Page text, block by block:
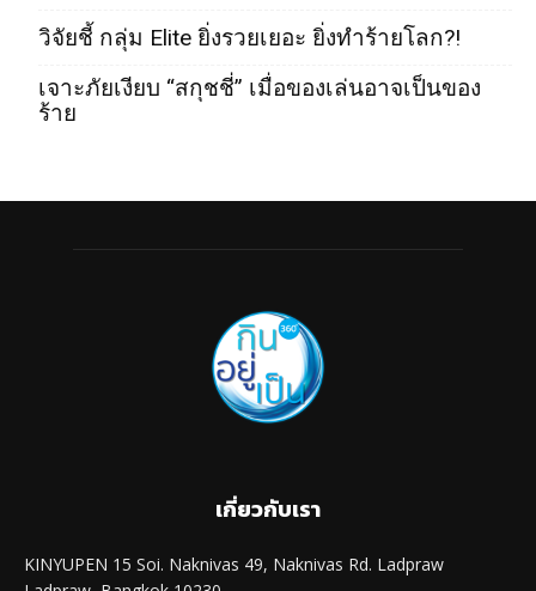
วิจัยชี้ กลุ่ม Elite ยิ่งรวยเยอะ ยิ่งทำร้ายโลก?!
เจาะภัยเงียบ “สกุชชี่” เมื่อของเล่นอาจเป็นของ
ร้าย
เกี่ยวกับเรา
KINYUPEN 15 Soi. Naknivas 49, Naknivas Rd. Ladpraw